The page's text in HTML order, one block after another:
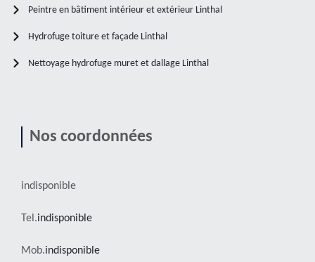
Peintre en bâtiment intérieur et extérieur Linthal
Hydrofuge toiture et façade Linthal
Nettoyage hydrofuge muret et dallage Linthal
Nos coordonnées
indisponible
Tel.indisponible
Mob.indisponible